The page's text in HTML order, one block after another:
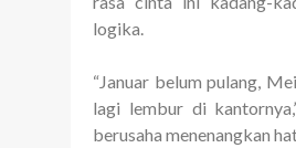
logika.
“Januar belum pulang,
lagi lembur di
berusaha menenangkan